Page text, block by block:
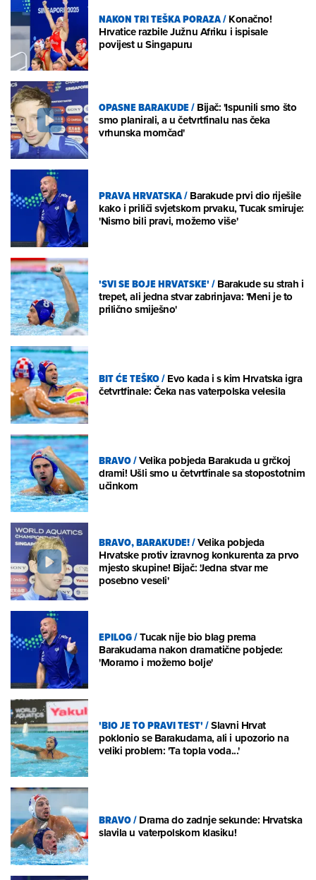
NAKON TRI TEŠKA PORAZA/Konačno!
Hrvatice razbile Južnu Afriku i ispisale
povijest u Singapuru
OPASNE BARAKUDE/Bijač: 'Ispunili smo što
smo planirali, a u četvrtfinalu nas čeka
vrhunska momčad'
PRAVA HRVATSKA/Barakude prvi dio riješile
kako i priliči svjetskom prvaku, Tucak smiruje:
'Nismo bili pravi, možemo više'
'SVI SE BOJE HRVATSKE'/Barakude su strah i
trepet, ali jedna stvar zabrinjava: 'Meni je to
prilično smiješno'
BIT ĆE TEŠKO/Evo kada i s kim Hrvatska igra
četvrtfinale: Čeka nas vaterpolska velesila
BRAVO/Velika pobjeda Barakuda u grčkoj
drami! Ušli smo u četvrtfinale sa stopostotnim
učinkom
BRAVO, BARAKUDE!/Velika pobjeda
Hrvatske protiv izravnog konkurenta za prvo
mjesto skupine! Bijač: 'Jedna stvar me
posebno veseli'
EPILOG/Tucak nije bio blag prema
Barakudama nakon dramatične pobjede:
'Moramo i možemo bolje'
'BIO JE TO PRAVI TEST'/Slavni Hrvat
poklonio se Barakudama, ali i upozorio na
veliki problem: 'Ta topla voda...'
BRAVO/Drama do zadnje sekunde: Hrvatska
slavila u vaterpolskom klasiku!